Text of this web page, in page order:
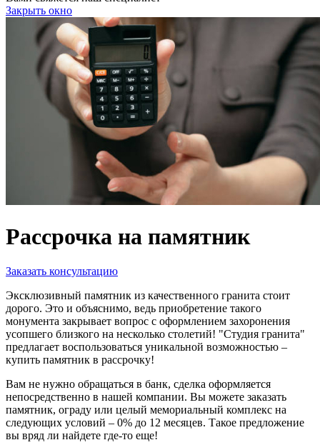
Закрыть окно
Рассрочка на памятник
Заказать консультацию
Эксклюзивный памятник из качественного гранита стоит
дорого. Это и объяснимо, ведь приобретение такого
монумента закрывает вопрос с оформлением захоронения
усопшего близкого на несколько столетий! "Студия гранита"
предлагает воспользоваться уникальной возможностью –
купить памятник в рассрочку!
Вам не нужно обращаться в банк, сделка оформляется
непосредственно в нашей компании. Вы можете заказать
памятник, ограду или целый мемориальный комплекс на
следующих условий – 0% до 12 месяцев. Такое предложение
вы вряд ли найдете где-то еще!